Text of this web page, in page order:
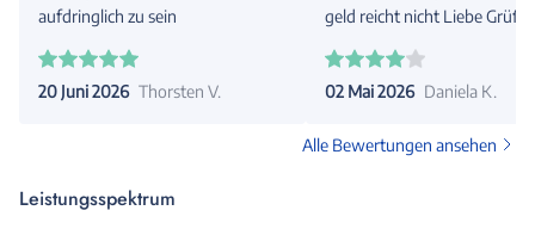
aufdringlich zu sein
20 Juni 2026 Thorsten V.
geld reicht nicht Liebe Grüße
02 Mai 2026 Daniela K.
Alle Bewertungen ansehen
Leistungsspektrum